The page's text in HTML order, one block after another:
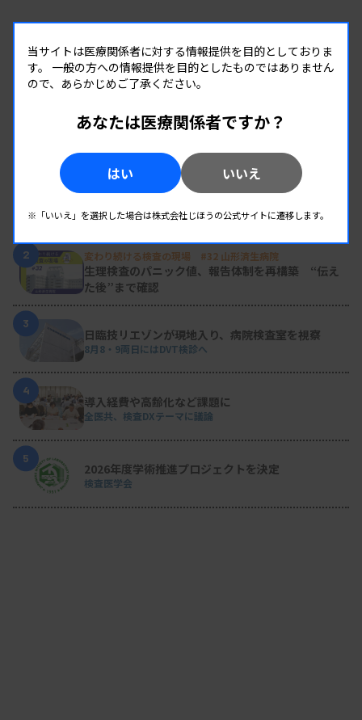
人気の記事
新人臨床検査技師の歩き方 ［第16回］
チーム医療の中で信頼される技師
2 変わり続ける検査の現場 #32 山形済生病院
生理検査のパニック値、報告体制を再構築 “伝え
た後”まで確認
3
日臨技リエゾンが現地入り、病院検査室を視察
8月8・9両日にはDVT検診へ
4
導入経費や高齢化など課題に
全医共、検査DXテーマに議論
5
2026年度学術推進プロジェクトを決定
検査医学会
当サイトは医療関係者に対する情報提供を目的としておりま
す。 一般の方への情報提供を目的としたものではありません
ので、あらかじめご了承ください。
あなたは医療関係者ですか？
はい いいえ
※「いいえ」を選択した場合は株式会社じほうの公式サイトに遷移します。